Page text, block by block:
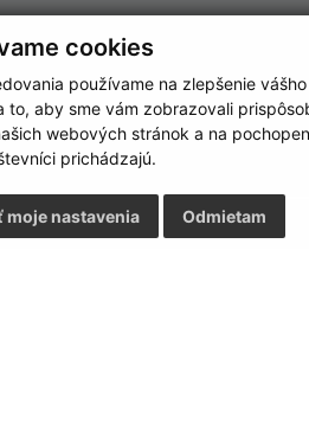
cookies
používame na zlepšenie
aby sme vám zobrazovali
webových stránok a na
prichádzajú.
Odmietam
moje nastavenia
Google reCaptcha Response